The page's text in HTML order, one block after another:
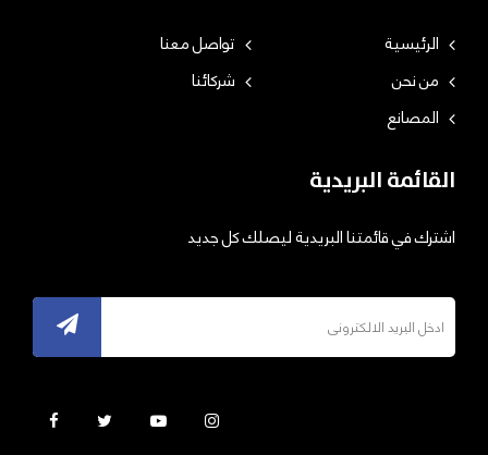
الرئيسية
تواصل معنا
من نحن
شركائنا
المصانع
القائمة البريدية
اشترك في قائمتنا البريدية ليصلك كل جديد